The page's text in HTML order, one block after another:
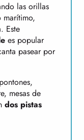
las orillas
marítimo,
Este
es popular
pasear por
mesas de
dos pistas